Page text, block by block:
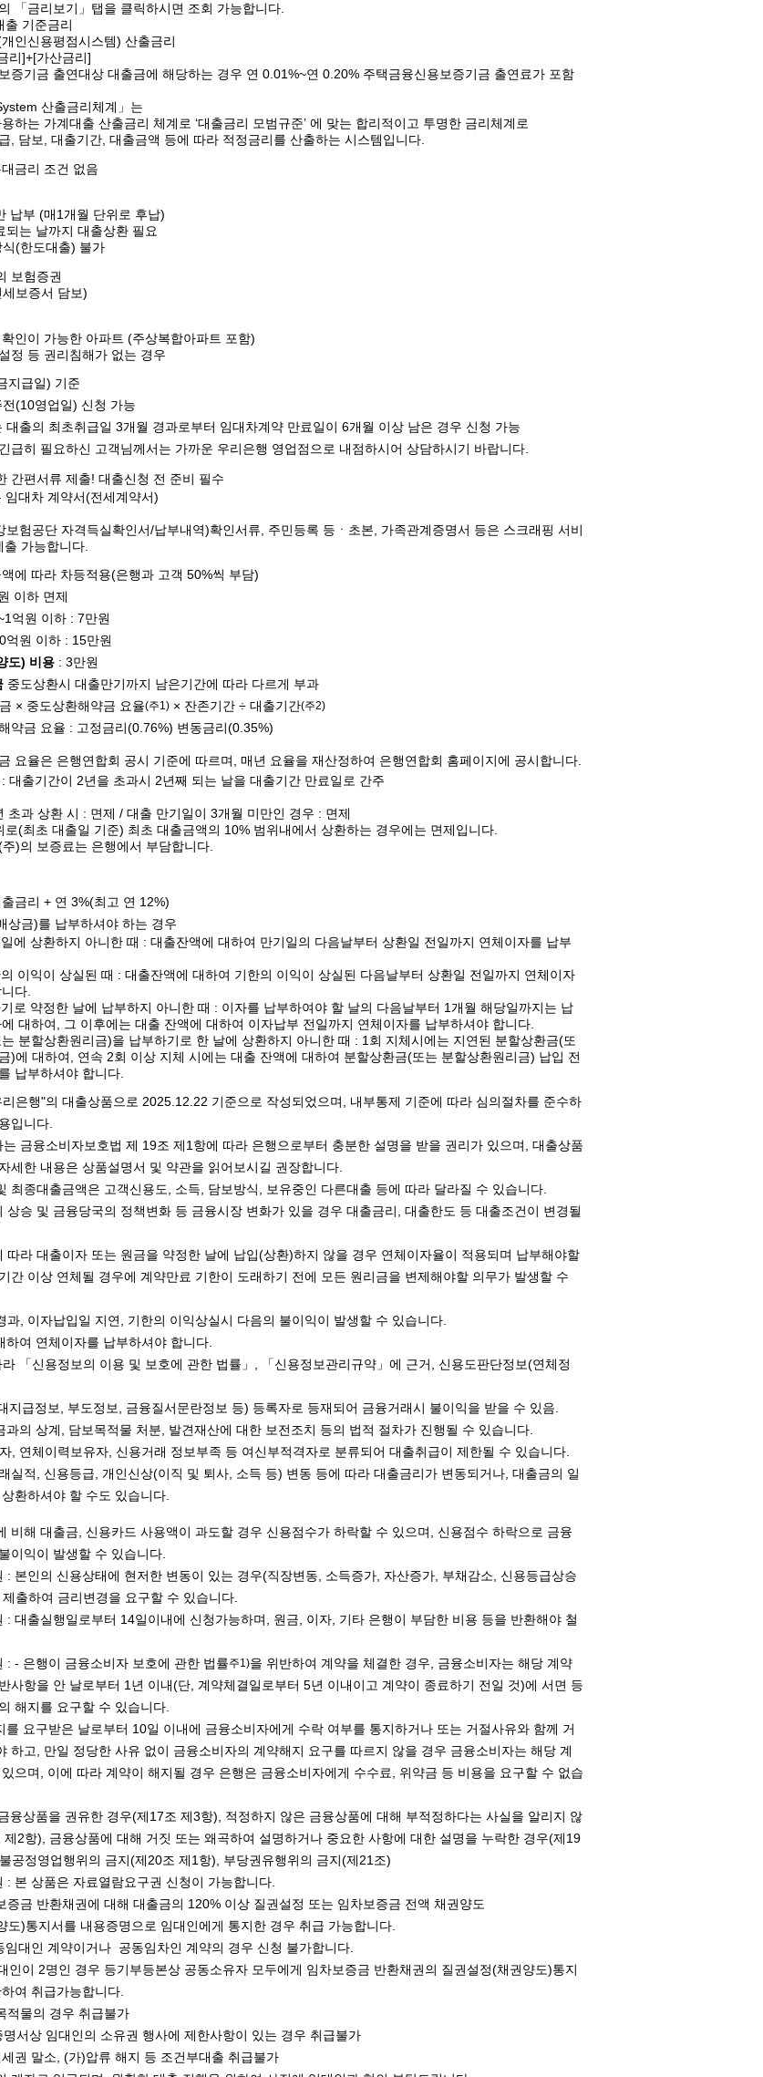
「금리보기」탭을 클릭하시면 조회 가능합니다.
출 기준금리
인신용평점시스템) 산출금리
리]+[가산금리]
증기금 출연대상 대출금에 해당하는 경우 연 0.01%~연 0.20% 주택금융신용보증기금 출연료가 포함
산출금리체계」는
하는 가계대출 산출금리 체계로 ‘대출금리 모범규준’ 에 맞는 합리적이고 투명한 금리체계로
, 담보, 대출기간, 대출금액 등에 따라 적정금리를 산출하는 시스템입니다.
금리 조건 없음
납부 (매1개월 단위로 후납)
되는 날까지 대출상환 필요
(한도대출) 불가
보험증권
보증서 담보)
확인이 가능한 아파트 (주상복합아파트 포함)
정 등 권리침해가 없는 경우
지급일) 기준
(10영업일) 신청 가능
대출의 최초취급일 3개월 경과로부터 임대차계약 만료일이 6개월 이상 남은 경우 신청 가능
급히 필요하신 고객님께서는 가까운 우리은행 영업점으로 내점하시어 상담하시기 바랍니다.
간편서류 제출! 대출신청 전 준비 필수
대차 계약서(전세계약서)
험공단 자격득실확인서/납부내역)확인서류, 주민등록 등ㆍ초본, 가족관계증명서 등은 스크래핑 서비
출 가능합니다.
에 따라 차등적용(은행과 고객 50%씩 부담)
이하 면제
억원 이하 : 7만원
억원 이하 : 15만원
도) 비용: 3만원
중도상환시 대출만기까지 남은기간에 따라 다르게 부과
× 중도상환해약금 요율(주1)× 잔존기간 ÷ 대출기간(주2)
약금 요율 : 고정금리(0.76%) 변동금리(0.35%)
요율은 은행연합회 공시 기준에 따르며, 매년 요율을 재산정하여 은행연합회 홈페이지에 공시합니다.
대출기간이 2년을 초과시 2년째 되는 날을 대출기간 만료일로 간주
초과 상환 시 : 면제 / 대출 만기일이 3개월 미만인 경우 : 면제
로(최초 대출일 기준) 최초 대출금액의 10% 범위내에서 상환하는 경우에는 면제입니다.
)의 보증료는 은행에서 부담합니다.
금리 + 연 3%(최고 연 12%)
상금)를 납부하셔야 하는 경우
에 상환하지 아니한 때 : 대출잔액에 대하여 만기일의 다음날부터 상환일 전일까지 연체이자를 납부
이익이 상실된 때 : 대출잔액에 대하여 기한의 이익이 상실된 다음날부터 상환일 전일까지 연체이자
다.
로 약정한 날에 납부하지 아니한 때 : 이자를 납부하여야 할 날의 다음날부터 1개월 해당일까지는 납
대하여, 그 이후에는 대출 잔액에 대하여 이자납부 전일까지 연체이자를 납부하셔야 합니다.
분할상환원리금)을 납부하기로 한 날에 상환하지 아니한 때 : 1회 지체시에는 지연된 분할상환금(또
)에 대하여, 연속 2회 이상 지체 시에는 대출 잔액에 대하여 분할상환금(또는 분할상환원리금) 납입 전
납부하셔야 합니다.
은행"의 대출상품으로 2025.12.22 기준으로 작성되었으며, 내부통제 기준에 따라 심의절차를 준수하
입니다.
는 금융소비자보호법 제 19조 제1항에 따라 은행으로부터 충분한 설명을 받을 권리가 있으며, 대출상품
세한 내용은 상품설명서 및 약관을 읽어보시길 권장합니다.
최종대출금액은 고객신용도, 소득, 담보방식, 보유중인 다른대출 등에 따라 달라질 수 있습니다.
상승 및 금융당국의 정책변화 등 금융시장 변화가 있을 경우 대출금리, 대출한도 등 대출조건이 변경될
따라 대출이자 또는 원금을 약정한 날에 납입(상환)하지 않을 경우 연체이자율이 적용되며 납부해야할
간 이상 연체될 경우에 계약만료 기한이 도래하기 전에 모든 원리금을 변제해야할 의무가 발생할 수
과, 이자납입일 지연, 기한의 이익상실시 다음의 불이익이 발생할 수 있습니다.
하여 연체이자를 납부하셔야 합니다.
「신용정보의 이용 및 보호에 관한 법률」, 「신용정보관리규약」에 근거, 신용도판단정보(연체정
지급정보, 부도정보, 금융질서문란정보 등) 등록자로 등재되어 금융거래시 불이익을 받을 수 있음.
과의 상계, 담보목적물 처분, 발견재산에 대한 보전조치 등의 법적 절차가 진행될 수 있습니다.
, 연체이력보유자, 신용거래 정보부족 등 여신부적격자로 분류되어 대출취급이 제한될 수 있습니다.
실적, 신용등급, 개인신상(이직 및 퇴사, 소득 등) 변동 등에 따라 대출금리가 변동되거나, 대출금의 일
환하셔야 할 수도 있습니다.
비해 대출금, 신용카드 사용액이 과도할 경우 신용점수가 하락할 수 있으며, 신용점수 하락으로 금융
이익이 발생할 수 있습니다.
: 본인의 신용상태에 현저한 변동이 있는 경우(직장변동, 소득증가, 자산증가, 부채감소, 신용등급상승
출하여 금리변경을 요구할 수 있습니다.
: 대출실행일로부터 14일이내에 신청가능하며, 원금, 이자, 기타 은행이 부담한 비용 등을 반환해야 철
: - 은행이 금융소비자 보호에 관한 법률주1)을 위반하여 계약을 체결한 경우, 금융소비자는 해당 계약
사항을 안 날로부터 1년 이내(단, 계약체결일로부터 5년 이내이고 계약이 종료하기 전일 것)에 서면 등
해지를 요구할 수 있습니다.
를 요구받은 날로부터 10일 이내에 금융소비자에게 수락 여부를 통지하거나 또는 거절사유와 함께 거
하고, 만일 정당한 사유 없이 금융소비자의 계약해지 요구를 따르지 않을 경우 금융소비자는 해당 계
으며, 이에 따라 계약이 해지될 경우 은행은 금융소비자에게 수수료, 위약금 등 비용을 요구할 수 없습
융상품을 권유한 경우(제17조 제3항), 적정하지 않은 금융상품에 대해 부적정하다는 사실을 알리지 않
제2항), 금융상품에 대해 거짓 또는 왜곡하여 설명하거나 중요한 사항에 대한 설명을 누락한 경우(제19
공정영업행위의 금지(제20조 제1항), 부당권유행위의 금지(제21조)
: 본 상품은 자료열람요구권 신청이 가능합니다.
증금 반환채권에 대해 대출금의 120% 이상 질권설정 또는 임차보증금 전액 채권양도
도)통지서를 내용증명으로 임대인에게 통지한 경우 취급 가능합니다.
임대인 계약이거나 공동임차인 계약의 경우 신청 불가합니다.
이 2명인 경우 등기부등본상 공동소유자 모두에게 임차보증금 반환채권의 질권설정(채권양도)통지
여 취급가능합니다.
적물의 경우 취급불가
명서상 임대인의 소유권 행사에 제한사항이 있는 경우 취급불가
권 말소, (가)압류 해지 등 조건부대출 취급불가